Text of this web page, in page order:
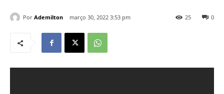
Por Ademilton março 30, 2022 3:53 pm 0
25